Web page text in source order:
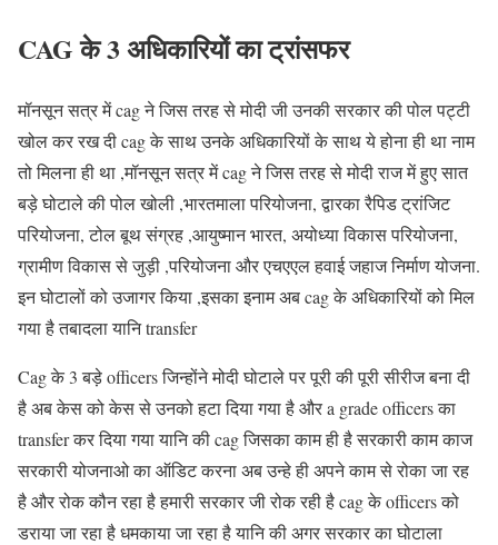
CAG के 3 अधिकारियों का ट्रांसफर
मॉनसून सत्र में cag ने जिस तरह से मोदी जी उनकी सरकार की पोल पट्टी
खोल कर रख दी cag के साथ उनके अधिकारियों के साथ ये होना ही था नाम
तो मिलना ही था ,मॉनसून सत्र में cag ने जिस तरह से मोदी राज में हुए सात
बड़े घोटाले की पोल खोली ,भारतमाला परियोजना, द्वारका रैपिड ट्रांजिट
परियोजना, टोल बूथ संग्रह ,आयुष्मान भारत, अयोध्या विकास परियोजना,
ग्रामीण विकास से जुड़ी ,परियोजना और एचएएल हवाई जहाज निर्माण योजना.
इन घोटालों को उजागर किया ,इसका इनाम अब cag के अधिकारियों को मिल
गया है तबादला यानि transfer
Cag के 3 बड़े officers जिन्होंने मोदी घोटाले पर पूरी की पूरी सीरीज बना दी
है अब केस को केस से उनको हटा दिया गया है और a grade officers का
transfer कर दिया गया यानि की cag जिसका काम ही है सरकारी काम काज
सरकारी योजनाओ का ऑडिट करना अब उन्हे ही अपने काम से रोका जा रह
है और रोक कौन रहा है हमारी सरकार जी रोक रही है cag के officers को
डराया जा रहा है धमकाया जा रहा है यानि की अगर सरकार का घोटाला